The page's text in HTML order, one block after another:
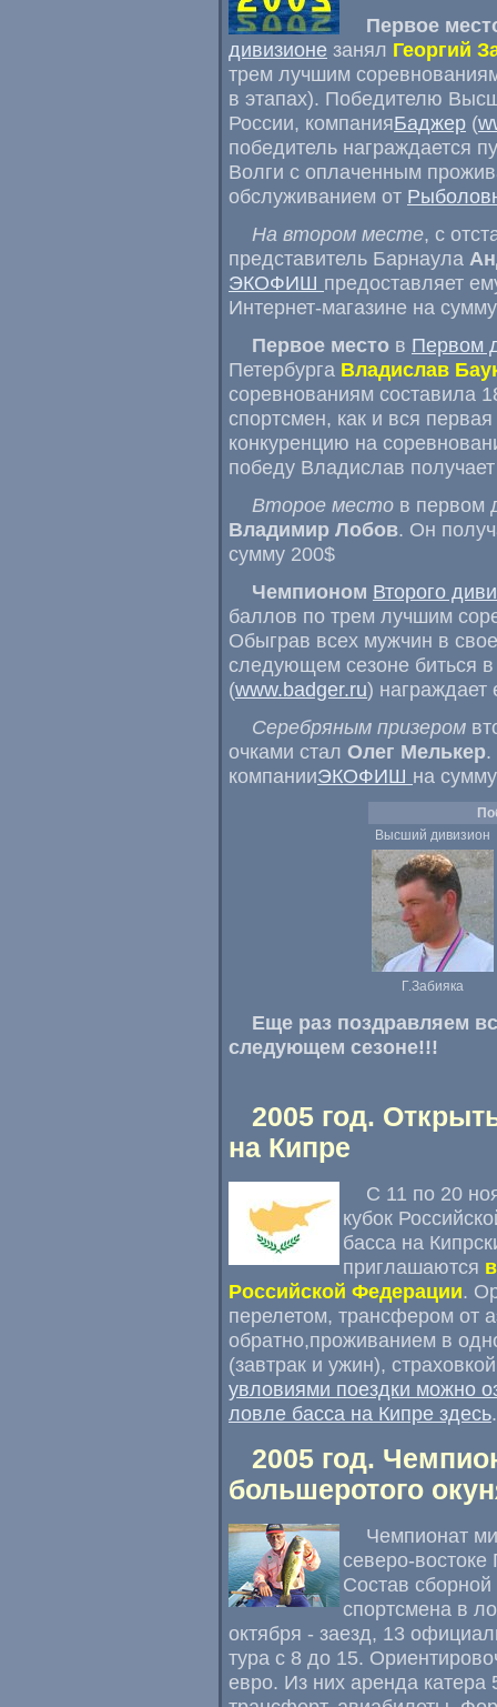
Первое
дивизионе занял Георгий
трем лучшим
в этапах). Победителю
России, компанияБаджер (
победитель награждается
Волги с оплаченным
обслуживанием от
На втором месте, с
представитель Барнаула
ЭКОФИШ предоставляет
Интернет-магазине на
Первое место в Первом
Петербурга Владислав
соревнованиям составила
спортсмен, как и вся
конкуренцию на
победу Владислав
Второе место в первом
Владимир Лобов. Он
сумму 200$
Чемпионом Второго
баллов по трем лучшим
Обыграв всех мужчин в
следующем сезоне биться
(www.badger.ru)
Серебряным призером
очками стал Олег Мелькер.
компанииЭКОФИШ на
Высший дивизион
Г.Забияка
Еще раз поздравляем
следующем сезоне!!!
2005 год.
на Кипре
С 11 по 20
кубок
басса на
приглашаются
Российской Федерации.
перелетом, трансфером от
обратно,проживанием в
(завтрак и ужин),
увловиями поездки можно
ловле басса на Кипре здесь.
2005 год.
большеротого
Чемпионат
северо-
Состав
спортсмена в
октября - заезд, 13
тура с 8 до 15.
евро. Из них аренда